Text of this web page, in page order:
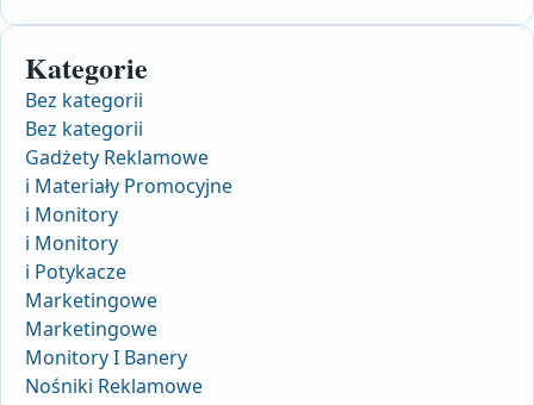
Kategorie
Bez kategorii
Bez kategorii
Gadżety Reklamowe
i Materiały Promocyjne
i Monitory
i Monitory
i Potykacze
Marketingowe
Marketingowe
Monitory I Banery
Nośniki Reklamowe